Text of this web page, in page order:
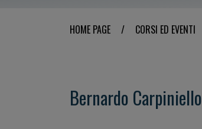
HOME PAGE / CORSI ED EVENTI
Bernardo Carpiniello